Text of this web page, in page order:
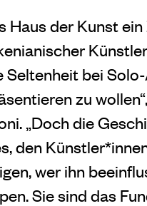
der Kunst
bei
zu
„Doch die
den
wer ihn
Sie sind das